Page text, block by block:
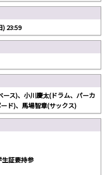
) 23:59
ス)、小川慶太(ドラム、パーカ
ド)、馬場智章(サックス)
証要持参